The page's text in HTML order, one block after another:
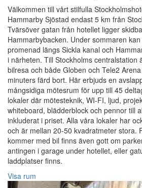
Välkommen till vårt stilfulla
Hammarby Sjöstad endast 5 km från
Tvärsöver gatan från hotellet ligger
Hammarbybacken. Under sommaren
promenad längs Sickla kanal och
i närheten. Till Stockholms centralstation
bilresa och både Globen och Tele2
minuters färd bort. Här erbjuds en
mångsidiga mötesrum för upp till 45
lokaler där mötesteknik, WI-FI, ljud,
whiteboard, blädderblock och pennor till
inkluderat i priset. Alla våra lokaler har
och är mellan 20-50 kvadratmeter stora.
kommer med bil finns även gott om
antingen i garage under hotellet, eller
laddplatser finns.
Visa rum